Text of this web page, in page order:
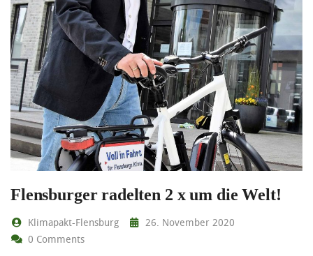
Flensburger radelten 2 x um die Welt!
Klimapakt-Flensburg
26. November 2020
0 Comments